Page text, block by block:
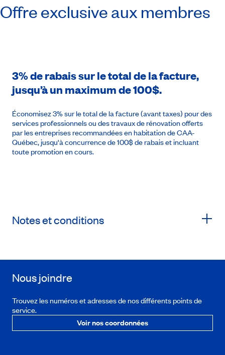
Offre exclusive aux membres
3% de rabais sur le total de la facture,
jusqu’à un maximum de 100$.
Économisez 3% sur le total de la facture (avant taxes) pour des
services professionnels ou des travaux de rénovation offerts
par les entreprises recommandées en habitation de CAA-
Québec, jusqu'à concurrence de 100$ de rabais et incluant
toute promotion en cours.
Notes et conditions
Nous joindre
Trouvez les numéros et adresses de nos différents points de
service.
Voir nos coordonnées